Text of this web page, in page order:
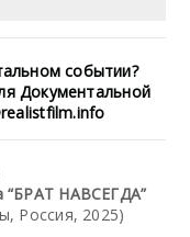
событии?
Документальной
“БРАТ НАВСЕГДА”
Россия, 2025)